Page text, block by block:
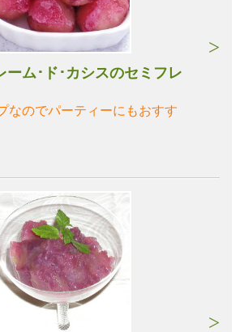
ーム･ド･カシスのセミフレ
なのでパーティーにもおすす